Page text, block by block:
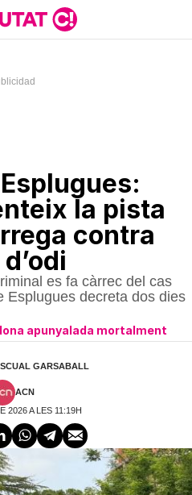
la pista
contra
es fa càrrec del cas
Esplugues decreta dos dies
apunyalada mortalment
GARSABALL
ACN
2026 A LES 11:19H